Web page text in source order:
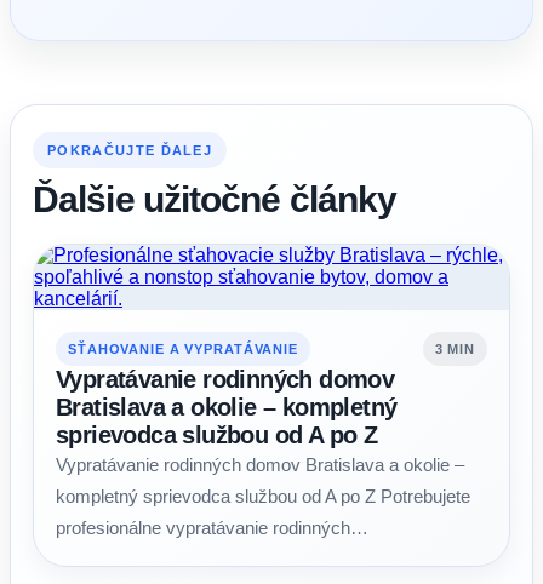
POKRAČUJTE ĎALEJ
Ďalšie užitočné články
SŤAHOVANIE A VYPRATÁVANIE 3 MIN
Vypratávanie rodinných domov
Bratislava a okolie – kompletný
sprievodca službou od A po Z
Vypratávanie rodinných domov Bratislava a okolie –
kompletný sprievodca službou od A po Z Potrebujete
profesionálne vypratávanie rodinných…